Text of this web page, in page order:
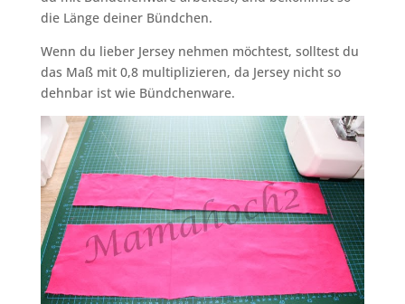
die Länge deiner Bündchen.
Wenn du lieber Jersey nehmen möchtest, solltest du
das Maß mit 0,8 multiplizieren, da Jersey nicht so
dehnbar ist wie Bündchenware.